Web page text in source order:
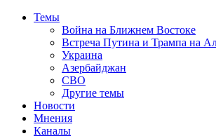
Темы
Война на Ближнем Востоке
Встреча Путина и Трампа на
Украина
Азербайджан
СВО
Другие темы
Новости
Мнения
Каналы